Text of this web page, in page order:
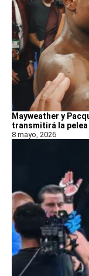
Mayweather y
transmitirá la pelea
8 mayo, 2026